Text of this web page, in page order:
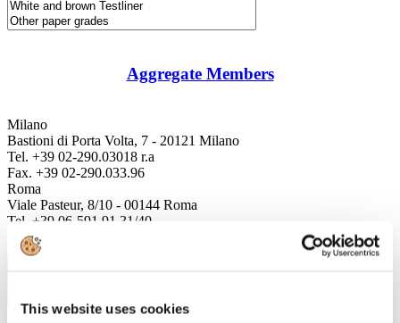
This website uses cookies
Aggregate Members
Milano
Bastioni di Porta Volta, 7 - 20121 Milano
Tel. +39 02-290.03018 r.a
Fax. +39 02-290.033.96
Roma
Viale Pasteur, 8/10 - 00144 Roma
Tel. +39 06-591.91.31/40
Fax. +39 06-591.0876